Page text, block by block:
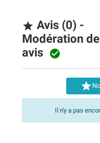
 Avis (0) -
Modération
avis 

Il n'y a pas